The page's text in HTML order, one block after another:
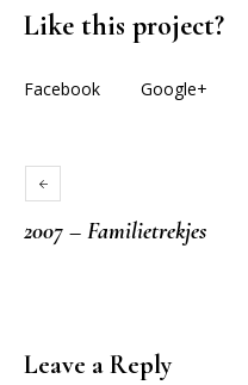
Like this project?
Facebook Google+
2007 – Familietrekjes
Leave a Reply